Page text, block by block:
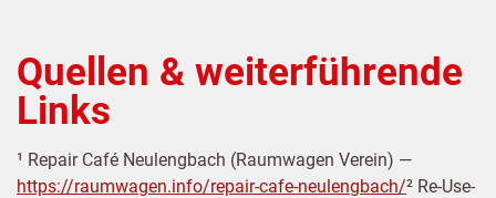
Quellen & weiterführende
Links
¹ Repair Café Neulengbach (Raumwagen Verein) —
https://raumwagen.info/repair-cafe-neulengbach/² Re-Use-